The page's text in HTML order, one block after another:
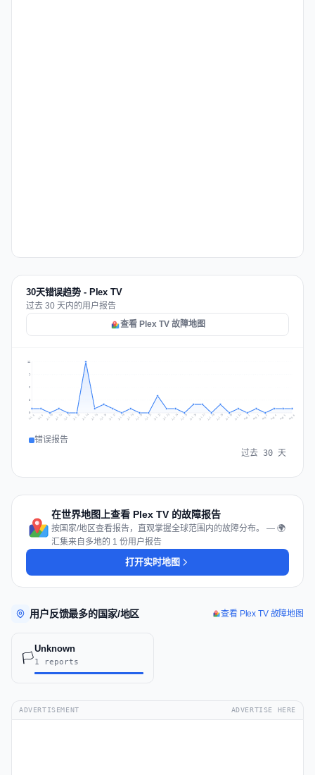
30天错误趋势 - Plex TV
过去 30 天内的用户报告
查看 Plex TV 故障地图
3
6
9
12
Jul 8 Jul 9 Jul 10 Jul 11 Jul 12 Jul 13 Jul 14 Jul 15 Jul 16 Jul 17 Jul 18 Jul 19 Jul 20 Jul 21 Jul 22 Jul 23 Jul 24 Jul 25 Jul 26 Jul 27 Jul 28 Jul 29 Jul 30 Jul 31 Aug 1 Aug 2 Aug 3 Aug 4 Aug 5 Aug 6
错误报告
过去 30 天
在世界地图上查看 Plex TV 的故障报告
按国家/地区查看报告，直观掌握全球范围内的故障分布。 — 🌍
汇集来自多地的 1 份用户报告
打开实时地图
用户反馈最多的国家/地区 查看 Plex TV 故障地图
🏳️
Unknown
1 reports
ADVERTISEMENT ADVERTISE HERE